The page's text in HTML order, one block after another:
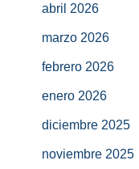
abril 2026
marzo 2026
febrero 2026
enero 2026
diciembre 2025
noviembre 2025